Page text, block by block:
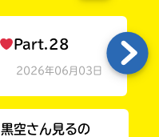
Part.28
2026年06月03日
空さん見るの